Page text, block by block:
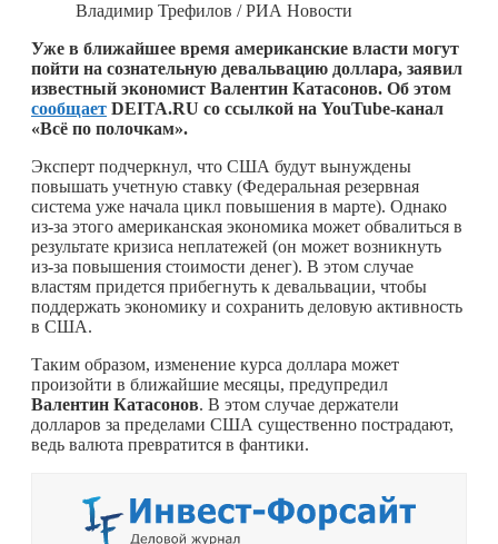
Владимир Трефилов / РИА Новости
Уже в ближайшее время американские власти могут
пойти на сознательную девальвацию доллара, заявил
известный экономист Валентин Катасонов. Об этом
сообщает DEITA.RU со ссылкой на YouTube-канал
«Всё по полочкам».
Эксперт подчеркнул, что США будут вынуждены
повышать учетную ставку (Федеральная резервная
система уже начала цикл повышения в марте). Однако
из-за этого американская экономика может обвалиться в
результате кризиса неплатежей (он может возникнуть
из-за повышения стоимости денег). В этом случае
властям придется прибегнуть к девальвации, чтобы
поддержать экономику и сохранить деловую активность
в США.
Таким образом, изменение курса доллара может
произойти в ближайшие месяцы, предупредил
Валентин Катасонов. В этом случае держатели
долларов за пределами США существенно пострадают,
ведь валюта превратится в фантики.